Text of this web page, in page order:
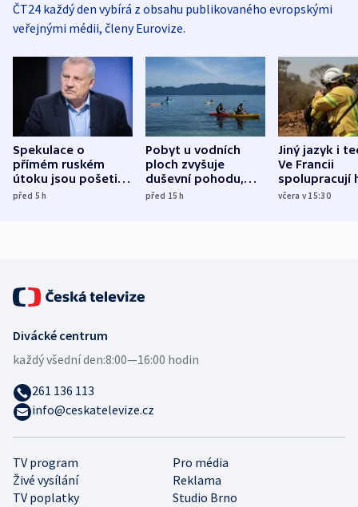
ČT24 každý den vybírá z obsahu publikovaného evropskými
veřejnými médii, členy Eurovize.
Spekulace o
přímém ruském
útoku jsou pošetilé,
míní estonský
před 5h
Pobyt u vodních
ploch zvyšuje
duševní pohodu,
ukázala
před 15h
Jiný jazyk i
Ve Francii
spolupracují
různých zemí
včera v 15:30
TV program
Pro média
Živé vysílání
Reklama
TV poplatky
Studio Brno
Divácké centrum
každý všední den:8:00—16:00 hodin
261 136 113
info@ceskatelevize.cz